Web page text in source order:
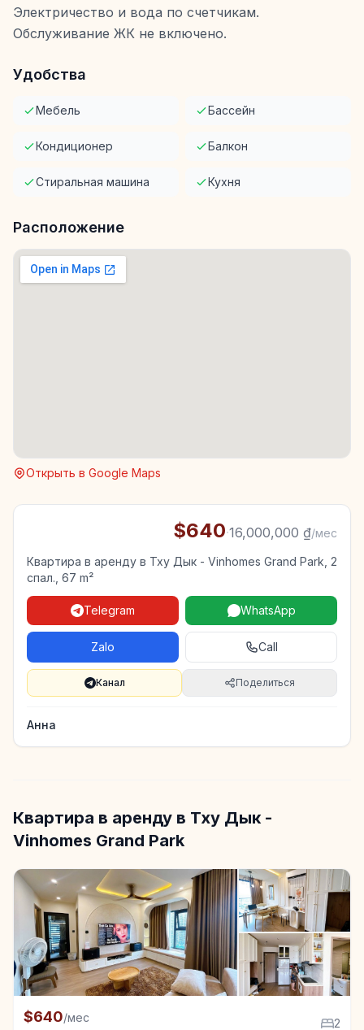
Электричество и вода по счетчикам.
Обслуживание ЖК не включено.
Удобства
Мебель Бассейн
Кондиционер Балкон
Стиральная машина Кухня
Расположение
Открыть в Google Maps
$640·16,000,000 ₫/мес
Квартира в аренду в Тху Дык - Vinhomes Grand Park, 2
спал., 67 m²
Telegram WhatsApp
Zalo Call
Канал Поделиться
Анна
Квартира в аренду в Тху Дык -
Vinhomes Grand Park
Квартира в аренду в Тху Дык - Vinhomes Grand
$640/мес 2